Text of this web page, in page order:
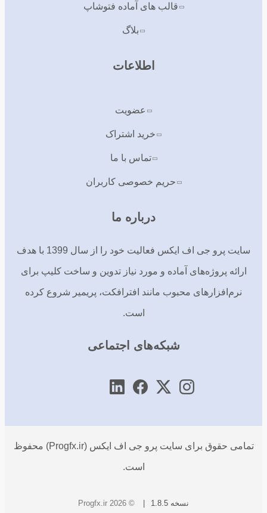
قالب های آماده فتوشاپ
بلاگ
اطلاعات
عضویت
خرید اشتراک
تماس با ما
حریم خصوصی کاربران
درباره ما
سایت پرو جی اف ایکس فعالیت خود را از سال 1399 با هدف
ارائه پروژه‌های آماده و مورد نیاز تدوین و ساخت کلیپ برای
نرم‌افزارهای محبوب مانند افترافکت، پریمیر شروع کرده
است.
شبکه‌های اجتماعی
تمامی حقوق برای سایت پرو جی اف ایکس (Progfx.ir) محفوظ
است.
نسخه 1.8.5 © 2026 Progfx.ir